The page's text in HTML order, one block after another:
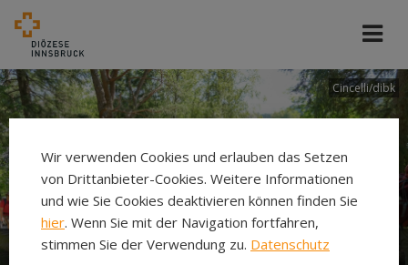
Cincelli/dibk
Wir verwenden Cookies und erlauben das Setzen
von Drittanbieter-Cookies. Weitere Informationen
und wie Sie Cookies deaktivieren können finden Sie
hier. Wenn Sie mit der Navigation fortfahren,
stimmen Sie der Verwendung zu. Datenschutz